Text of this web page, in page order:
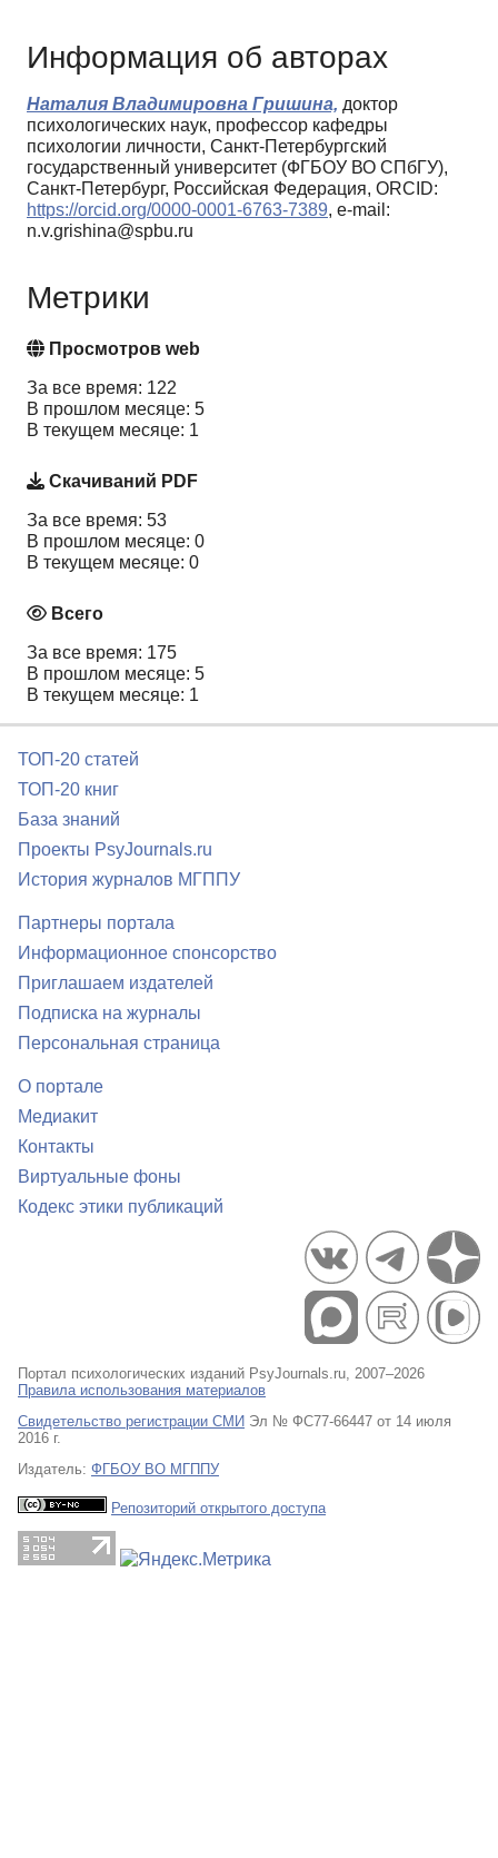
Информация об авторах
Наталия Владимировна Гришина, доктор
психологических наук, профессор кафедры
психологии личности, Санкт-Петербургский
государственный университет (ФГБОУ ВО СПбГУ),
Санкт-Петербург, Российская Федерация, ORCID:
https://orcid.org/0000-0001-6763-7389, e-mail:
n.v.grishina@spbu.ru
Метрики
Просмотров web
За все время: 122
В прошлом месяце: 5
В текущем месяце: 1
Скачиваний PDF
За все время: 53
В прошлом месяце: 0
В текущем месяце: 0
Всего
За все время: 175
В прошлом месяце: 5
В текущем месяце: 1
ТОП-20 статей
ТОП-20 книг
База знаний
Проекты PsyJournals.ru
История журналов МГППУ
Партнеры портала
Информационное спонсорство
Приглашаем издателей
Подписка на журналы
Персональная страница
О портале
Медиакит
Контакты
Виртуальные фоны
Кодекс этики публикаций
Портал психологических изданий PsyJournals.ru, 2007–2026
Правила использования материалов
Свидетельство регистрации СМИ Эл № ФС77-66447 от 14 июля
2016 г.
Издатель: ФГБОУ ВО МГППУ
Репозиторий открытого доступа